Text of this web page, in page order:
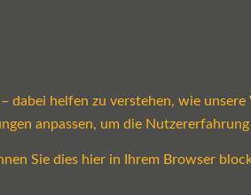
dabei helfen zu verstehen, wie
anpassen, um die
Sie dies hier in Ihrem Browser